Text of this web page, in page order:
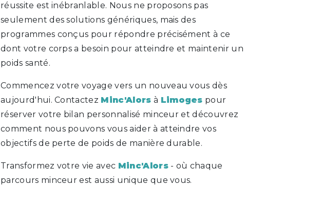
réussite est inébranlable. Nous ne proposons pas
seulement des solutions génériques, mais des
programmes conçus pour répondre précisément à ce
dont votre corps a besoin pour atteindre et maintenir un
poids santé.
Commencez votre voyage vers un nouveau vous dès
aujourd'hui. Contactez Minc'Alors à Limoges pour
réserver votre bilan personnalisé minceur et découvrez
comment nous pouvons vous aider à atteindre vos
objectifs de perte de poids de manière durable.
Transformez votre vie avec Minc'Alors- où chaque
parcours minceur est aussi unique que vous.